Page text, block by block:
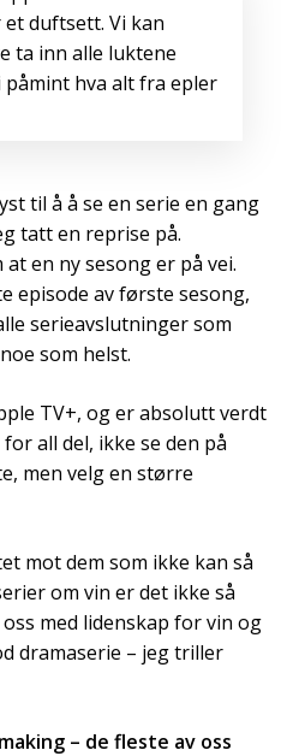
duftsett. Vi kan
ta inn alle luktene
hva alt fra epler
til å å se en serie en gang
tatt en reprise på.
en ny sesong er på vei.
episode av første sesong,
serieavslutninger som
som helst.
TV+, og er absolutt verdt
all del, ikke se den på
men velg en større
mot dem som ikke kan så
om vin er det ikke så
med lidenskap for vin og
dramaserie – jeg triller
– de fleste av oss